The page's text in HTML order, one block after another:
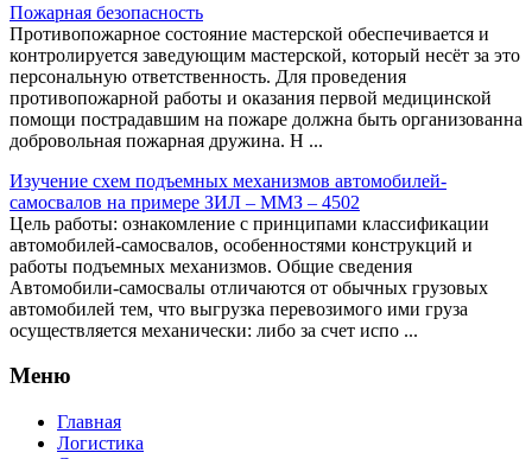
Пожарная безопасность
Противопожарное состояние мастерской обеспечивается и
контролируется заведующим мастерской, который несёт за это
персональную ответственность. Для проведения
противопожарной работы и оказания первой медицинской
помощи пострадавшим на пожаре должна быть организованна
добровольная пожарная дружина. Н ...
Изучение схем подъемных механизмов автомобилей-
самосвалов на примере ЗИЛ – ММЗ – 4502
Цель работы: ознакомление с принципами классификации
автомобилей-самосвалов, особенностями конструкций и
работы подъемных механизмов. Общие сведения
Автомобили-самосвалы отличаются от обычных грузовых
автомобилей тем, что выгрузка перевозимого ими груза
осуществляется механически: либо за счет испо ...
Меню
Главная
Логистика